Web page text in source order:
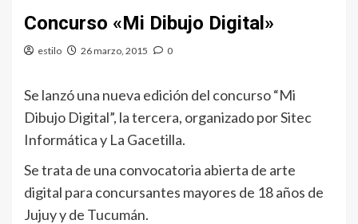
Concurso «Mi Dibujo Digital»
estilo 26 marzo, 2015 0
Se lanzó una nueva edición del concurso “Mi
Dibujo Digital”, la tercera, organizado por Sitec
Informática y La Gacetilla.
Se trata de una convocatoria abierta de arte
digital para concursantes mayores de 18 años de
Jujuy y de Tucumán.